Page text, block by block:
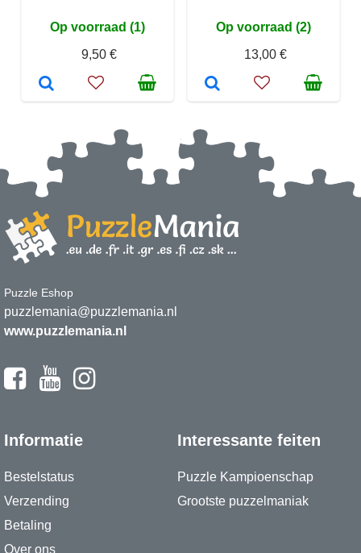
Op voorraad (1)
9,50 €
Op voorraad (2)
13,00 €
Puzzle Eshop
puzzlemania@puzzlemania.nl
www.puzzlemania.nl
Informatie
Bestelstatus
Verzending
Betaling
Over ons
Interessante feiten
Puzzle Kampioenschap
Grootste puzzelmaniak